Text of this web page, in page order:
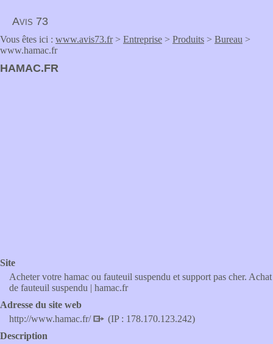
Avis 73
Vous êtes ici : www.avis73.fr> Entreprise > Produits > Bureau >
www.hamac.fr
HAMAC.FR
Site
Acheter votre hamac ou fauteuil suspendu et support pas cher. Achat
de fauteuil suspendu | hamac.fr
Adresse du site web
http://www.hamac.fr/
(IP : 178.170.123.242)
Description